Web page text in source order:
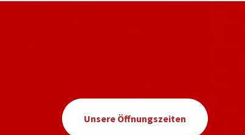
Unsere Öffnungszeiten